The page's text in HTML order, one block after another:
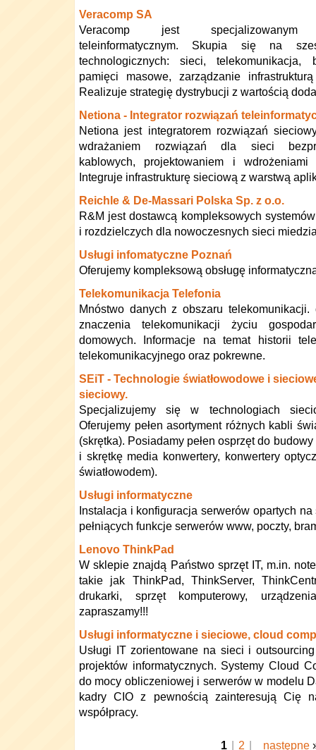
Veracomp SA
Veracomp jest specjalizowanym
teleinformatycznym. Skupia się na
technologicznych: sieci, telekomunikacja,
pamięci masowe, zarządzanie
Realizuje strategię dystrybucji z wartością
Netiona - Integrator rozwiązań
Netiona jest integratorem rozwiązań
wdrażaniem rozwiązań dla sieci
kablowych, projektowaniem i wdrożeniami
Integruje infrastrukturę sieciową z warstwą
Reichle & De-Massari Polska Sp. z o.o.
R&M jest dostawcą kompleksowych
i rozdzielczych dla nowoczesnych sieci
Usługi infomatyczne Poznań
Oferujemy kompleksową obsługę
Telekomunikacja Telefonia
Mnóstwo danych z obszaru telekomunikacji.
znaczenia telekomunikacji życiu
domowych. Informacje na temat historii
telekomunikacyjnego oraz pokrewne.
SEiT - Technologie światłowodowe i
sieciowy.
Specjalizujemy się w technologiach
Oferujemy pełen asortyment różnych kabli
(skrętka). Posiadamy pełen osprzęt do
i skrętkę media konwertery, konwertery
światłowodem).
Usługi informatyczne
Instalacja i konfiguracja serwerów opartych
pełniących funkcje serwerów www, poczty,
Lenovo ThinkPad
W sklepie znajdą Państwo sprzęt IT, m.in.
takie jak ThinkPad, ThinkServer,
drukarki, sprzęt komputerowy,
zapraszamy!!!
Usługi informatyczne i sieciowe, cloud
Usługi IT zorientowane na sieci i
projektów informatycznych. Systemy Cloud
do mocy obliczeniowej i serwerów w modelu
kadry CIO z pewnością zainteresują Cię
współpracy.
1 | 2 | następne